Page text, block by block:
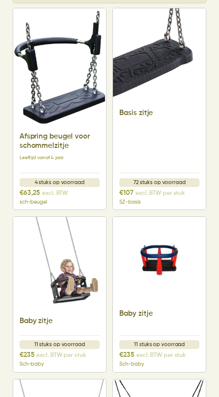
Afspring beugel voor
schommelzitje
Leeftijd vanaf 4 jaar
4 stuks op voorraad
€63,25 excl. BTW
sch-beugel
Basis zitje
72 stuks op voorraad
€107 excl. BTW per stuk
SZ-basis
Baby zitje
11 stuks op voorraad
€235 excl. BTW per stuk
Sch-baby
Baby zitje
11 stuks op voorraad
€235 excl. BTW per stuk
Sch-baby